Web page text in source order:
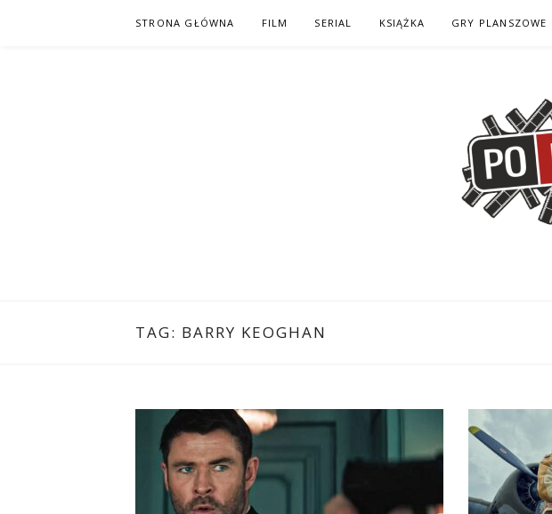
STRONA GŁÓWNA FILM SERIAL KSIĄŻKA GRY PLANSZOWE
TAG: BARRY KEOGHAN